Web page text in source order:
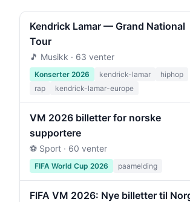
Kendrick Lamar — Grand National
Tour
🎵 Musikk · 63 venter
Konserter 2026 kendrick-lamar
hiphop
rap
kendrick-lamar-europe
VM 2026 billetter for norske
supportere
⚽ Sport · 60 venter
FIFA World Cup 2026 paamelding
FIFA VM 2026: Nye billetter til